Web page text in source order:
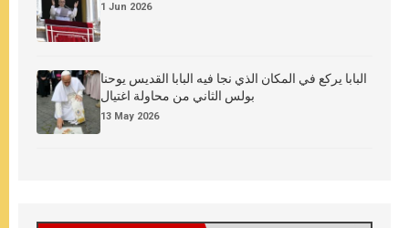
1 Jun 2026
البابا يركع في المكان الذي نجا فيه البابا القديس يوحنا
بولس الثاني من محاولة اغتيال
13 May 2026